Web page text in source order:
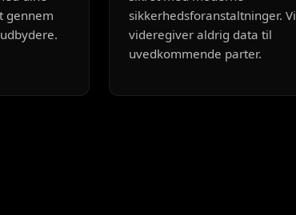
gennem
sikkerhedsforanstaltninger. Vi
videregiver aldrig data til
uvedkommende parter.